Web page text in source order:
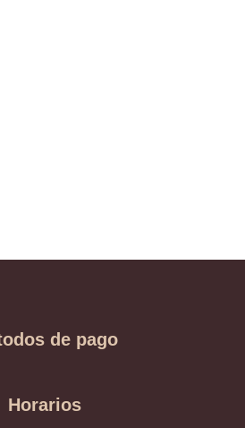
Horarios
de pago